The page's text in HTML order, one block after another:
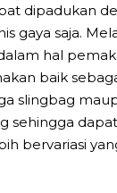
dipadukan
gaya saja.
hal
baik
slingbag
sehingga
bervariasi